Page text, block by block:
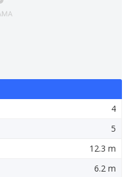
4
5
12.3 m
6.2 m